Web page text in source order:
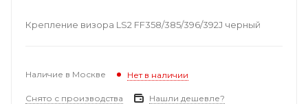
Крепление визора LS2 FF358/385/396/392J черный
Наличие в Москве Нет в наличии
Снято с производства Нашли дешевле?